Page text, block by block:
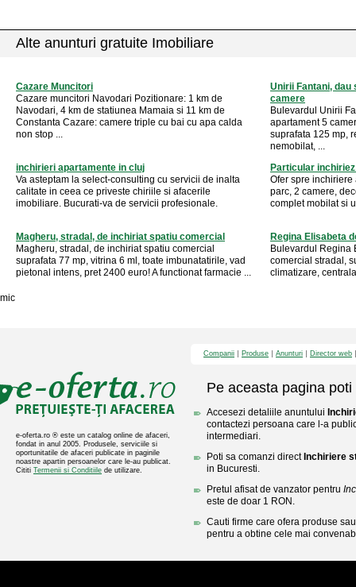
Alte anunturi gratuite Imobiliare
Cazare Muncitori
Cazare muncitori Navodari Pozitionare: 1 km de
Navodari, 4 km de statiunea Mamaia si 11 km de
Constanta Cazare: camere triple cu bai cu apa calda
non stop ...
Unirii Fantani,
camere
Bulevardul Unirii
apartament 5
suprafata 125 mp,
nemobilat, ...
inchirieri apartamente in cluj
Va asteptam la select-consulting cu servicii de inalta
calitate in ceea ce priveste chiriile si afacerile
imobiliare. Bucurati-va de servicii profesionale.
Particular
Ofer spre
parc, 2 camere,
complet mobilat si
Magheru, stradal, de inchiriat spatiu comercial
Magheru, stradal, de inchiriat spatiu comercial
suprafata 77 mp, vitrina 6 ml, toate imbunatatirile, vad
pietonal intens, pret 2400 euro! A functionat farmacie ...
Regina Elisabeta
Bulevardul Regina
comercial stradal,
climatizare,
mic
e-oferta.ro ® este un catalog online de afaceri,
fondat in anul 2005. Produsele, serviciile si
oportunitatile de afaceri publicate in paginile
noastre apartin persoanelor care le-au publicat.
Cititi Termenii si Conditiile de utilizare.
Companii Produse Anunturi Director web
Pe aceasta pagina poti
Accesezi detaliile anuntului
contactezi persoana care l-a
intermediari.
Poti sa comanzi direct Inchiriere
in Bucuresti.
Pretul afisat de vanzator pentru
este de doar 1 RON.
Cauti firme care ofera produse
pentru a obtine cele mai